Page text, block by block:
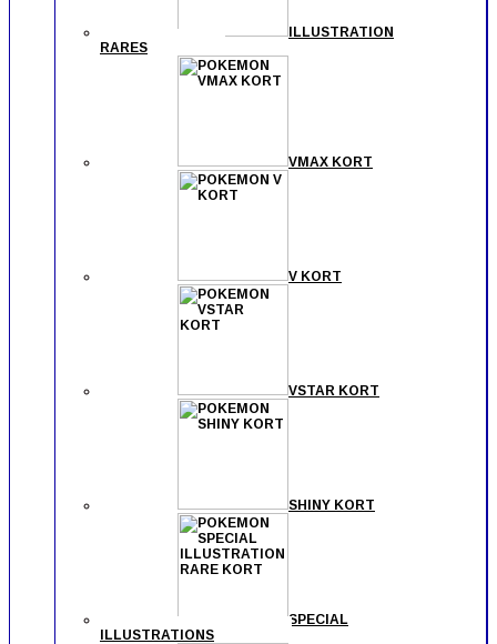
ILLUSTRATION
RARES
VMAX KORT
V KORT
VSTAR KORT
SHINY KORT
SPECIAL
ILLUSTRATIONS